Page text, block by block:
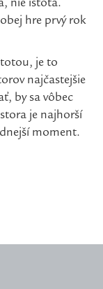
nie istota.
hre prvý rok
je to
najčastejšie
by sa vôbec
je najhorší
moment.